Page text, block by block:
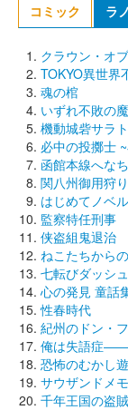
コミック ラ
クラウン・オ
TOKYO異世界
魂の棺
いずれ不敗の
機動城砦サラ
必中の投擲士
函館本線へな
関八州御用狩り
はじめてノベ
監察特任刑事
侠盗組鬼退治
ねこたちから
七転びダッシ
心の発見 童話
性春時代
紀州のドン・
俺は失語症――
恐怖のむかし
サウザンドメ
千年王国の盗